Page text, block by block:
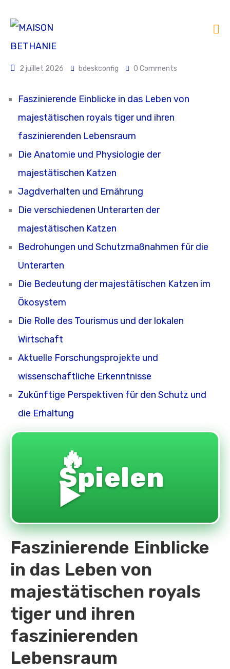
2 juillet 2026 bdeskconfig 0 Comments
Faszinierende Einblicke in das Leben von
majestätischen royals tiger und ihren
faszinierenden Lebensraum
Die Anatomie und Physiologie der
majestätischen Katzen
Jagdverhalten und Ernährung
Die verschiedenen Unterarten der
majestätischen Katzen
Bedrohungen und Schutzmaßnahmen für die
Unterarten
Die Bedeutung der majestätischen Katzen im
Ökosystem
Die Rolle des Tourismus und der lokalen
Wirtschaft
Aktuelle Forschungsprojekte und
wissenschaftliche Erkenntnisse
Zukünftige Perspektiven für den Schutz und
die Erhaltung
🔥
Spielen
▶️
Faszinierende Einblicke
in das Leben von
majestätischen royals
tiger und ihren
faszinierenden
Lebensraum